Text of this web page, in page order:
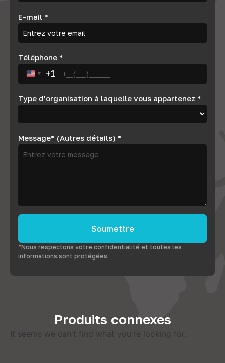
E-mail *
Téléphone *
United States +1
+1
Type d'organisation à laquelle vous appartenez *
Message* (Autres détails) *
Soumettre
*Nous respectons votre confidentialité et toutes les
informations sont protégées.
Produits connexes
It seems we can't find what you're looking for .